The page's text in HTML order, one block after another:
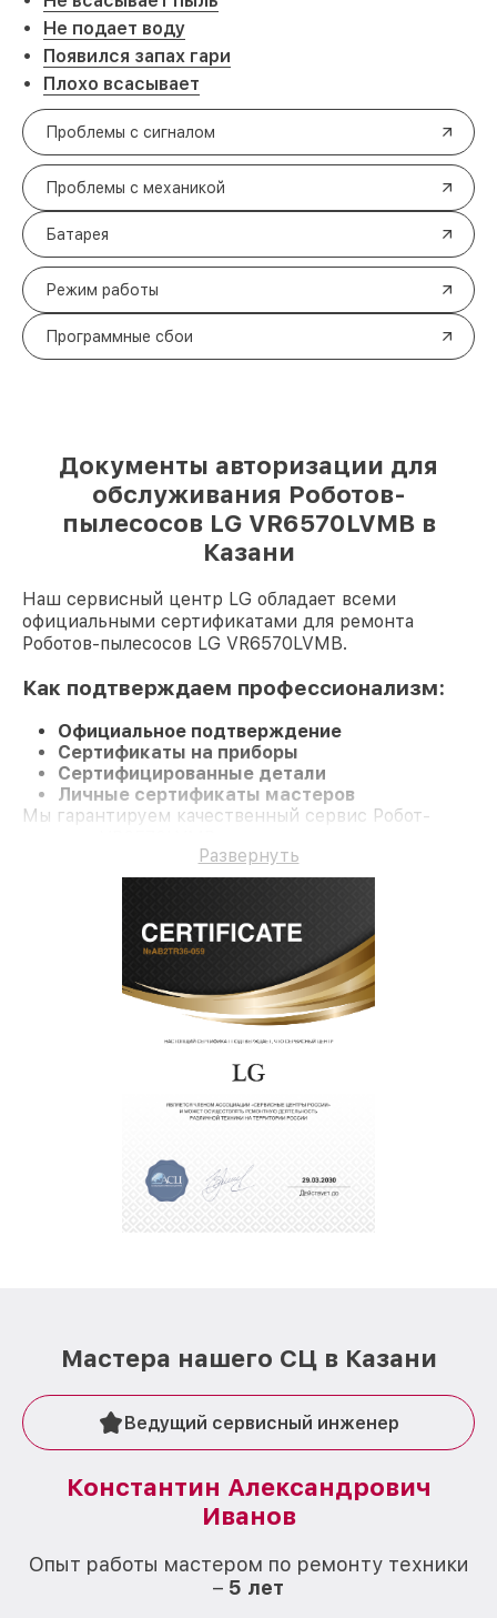
Не подает воду
Появился запах гари
Плохо всасывает
Проблемы с сигналом
Проблемы с механикой
Батарея
Режим работы
Программные сбои
Документы авторизации для
обслуживания Роботов-
пылесосов LG VR6570LVMB в
Казани
Наш сервисный центр LG обладает всеми
официальными сертификатами для ремонта
Роботов-пылесосов LG VR6570LVMB.
Как подтверждаем профессионализм:
Официальное подтверждение
Сертификаты на приборы
Сертифицированные детали
Личные сертификаты мастеров
Мы гарантируем качественный сервис Робот-
Развернуть
Мастера нашего СЦ в Казани
Ведущий сервисный инженер
Константин Александрович
Иванов
Опыт работы мастером по ремонту техники
– 5 лет